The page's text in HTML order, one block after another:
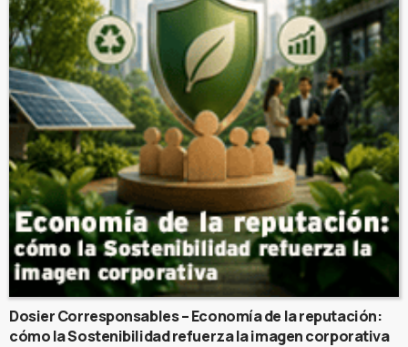
Dosier Corresponsables – Economía de la reputación:
cómo la Sostenibilidad refuerza la imagen corporativa